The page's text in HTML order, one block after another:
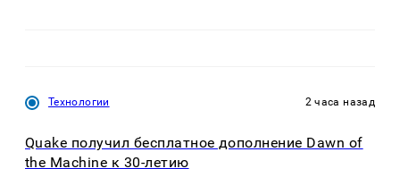
Технологии 2 часа назад
Quake получил бесплатное дополнение Dawn of
the Machine к 30-летию